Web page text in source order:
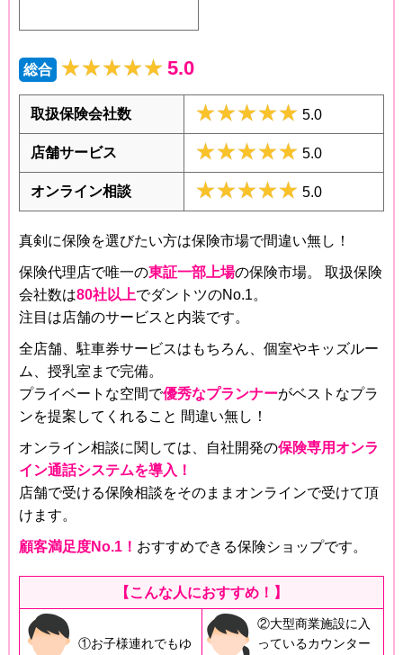
総合 ★★★★★
★★★★★ 5.0
取扱保険会社数 ★★★★★
★★★★★ 5.0
店舗サービス ★★★★★
★★★★★ 5.0
オンライン相談 ★★★★★
★★★★★ 5.0
真剣に保険を選びたい方は保険市場で間違い無し！
保険代理店で唯一の東証一部上場の保険市場。 取扱保険
会社数は80社以上でダントツのNo.1。
注目は店舗のサービスと内装です。
全店舗、駐車券サービスはもちろん、個室やキッズルー
ム、授乳室まで完備。
プライベートな空間で優秀なプランナーがベストなプラ
ンを提案してくれること 間違い無し！
オンライン相談に関しては、自社開発の保険専用オンラ
イン通話システムを導入！
店舗で受ける保険相談をそのままオンラインで受けて頂
けます。
顧客満足度No.1！ おすすめできる保険ショップです。
【こんな人におすすめ！】
①お子様連れでもゆ
②大型商業施設に入
っているカウンター